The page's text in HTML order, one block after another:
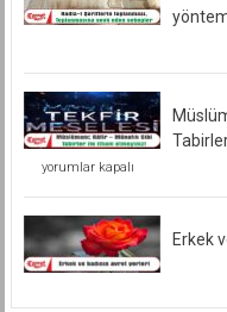
Müslüman’ı;
Münafıklık
Ve
Benzeri
Tabirlerle
İtham
yorumlar kapalı
Erkek